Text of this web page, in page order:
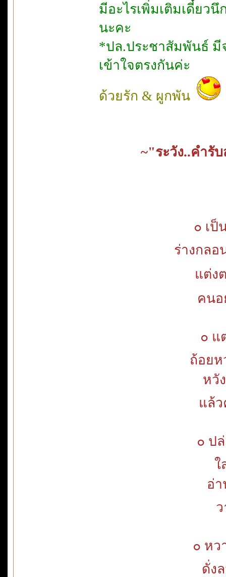
มีอะไรเพิ่มเติมเดี๋ยว
นะคะ
*ปล.ประชาสัมพันธ์ มี
เข้าใจตรงกันค่ะ
ด้วยรัก & ผูกพัน
~"ระวัง..คำรั
๐ เป็
ร่างกล
แต่ง
คนอ
๐ แ
ถ้อย
หวั
แล้
๐ ป
ใ
อ่
๐ หว
ดั่ง